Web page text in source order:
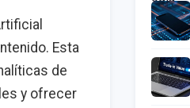
Esta
de
y ofrecer